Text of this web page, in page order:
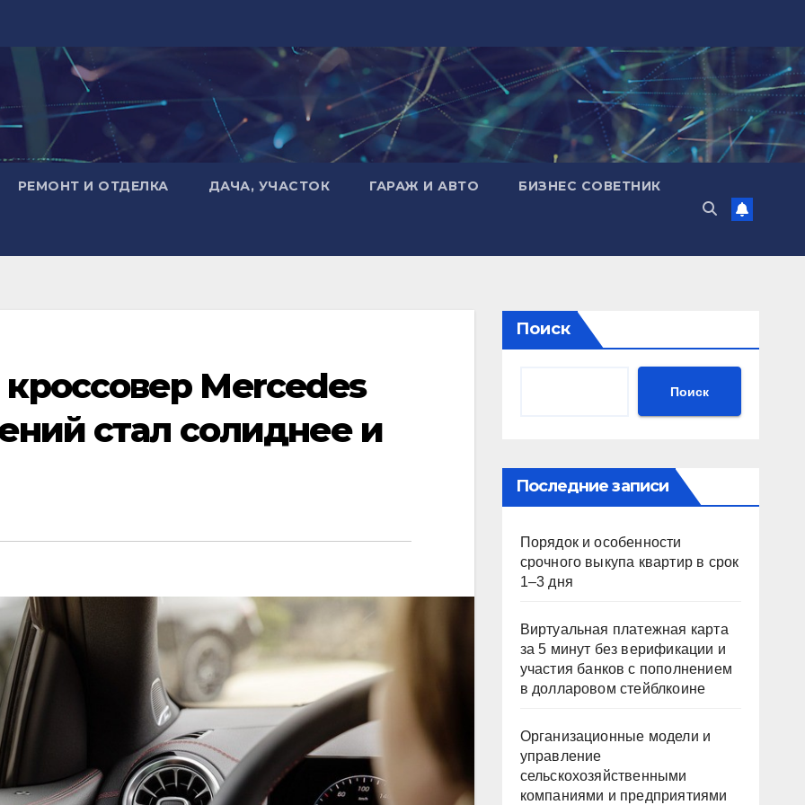
РЕМОНТ И ОТДЕЛКА ДАЧА, УЧАСТОК ГАРАЖ И АВТО БИЗНЕС СОВЕТНИК
Mercedes
стал солиднее и
Поиск
Поиск
Последние записи
Порядок и особенности
срочного выкупа квартир в срок
1–3 дня
Виртуальная платежная карта
за 5 минут без верификации и
участия банков с пополнением
в долларовом стейблкоине
Организационные модели и
управление
сельскохозяйственными
компаниями и предприятиями